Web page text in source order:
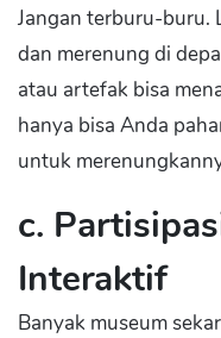
Jangan terburu-buru.
dan merenung di
atau artefak bisa
hanya bisa Anda
untuk
c.
Interaktif
Banyak museum